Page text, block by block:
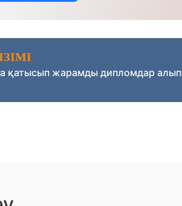
қатысып жарамды дипломдар алып